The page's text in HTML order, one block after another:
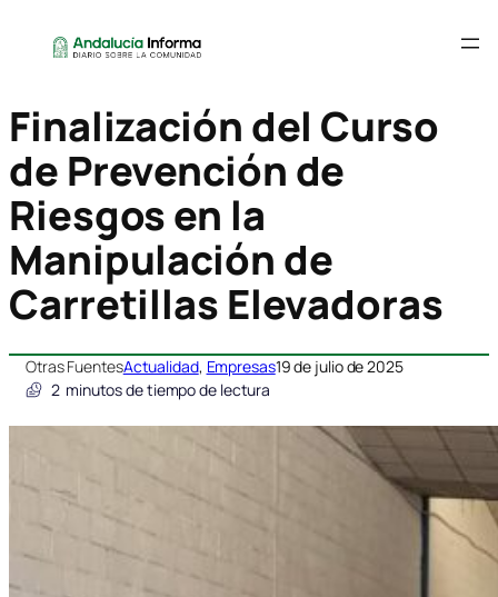
Finalización del Curso
de Prevención de
Riesgos en la
Manipulación de
Carretillas Elevadoras
Otras FuentesActualidad, Empresas19 de julio de 2025
2 minutos de tiempo de lectura